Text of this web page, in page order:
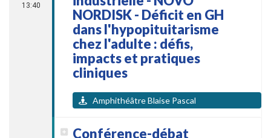
13:40
NORDISK - Déficit en GH
dans l'hypopituitarisme
chez l'adulte : défis,
impacts et pratiques
cliniques
Amphithéâtre Blaise Pascal
Conférence-débat